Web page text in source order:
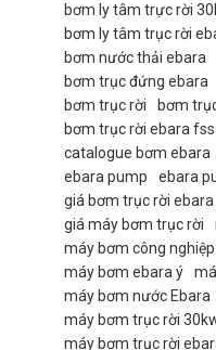
bơm ly tâm trực rời
bơm ly tâm trục rời
bơm nước thải ebara
bơm trục đứng ebara
bơm trục rời
bơm
bơm trục rời ebara
catalogue bơm ebara
ebara pump
ebara
giá bơm trục rời ebara
giá máy bơm trục rời
máy bơm công
máy bơm ebara ý
máy bơm nước Ebara
máy bơm trục rời
máy bơm trục rời